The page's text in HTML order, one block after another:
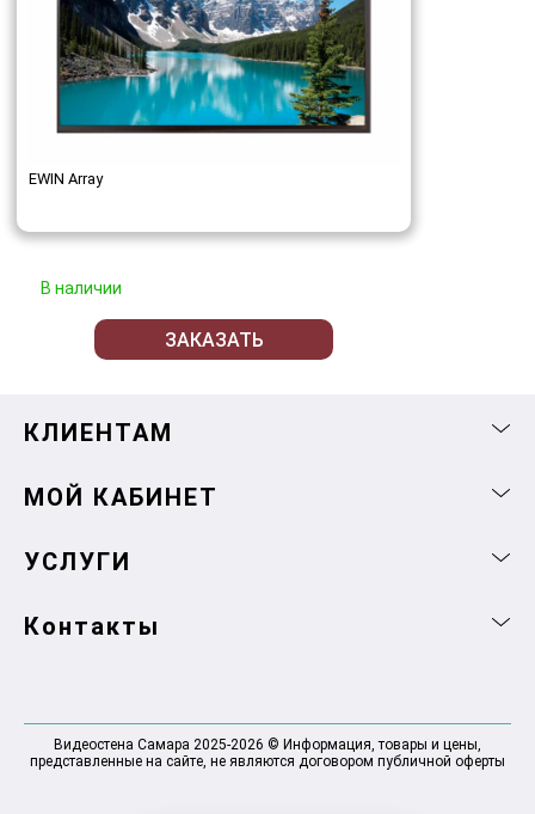
EWIN Array
В наличии
ЗАКАЗАТЬ
КЛИЕНТАМ
МОЙ КАБИНЕТ
УСЛУГИ
Контакты
Видеостена Самара 2025-2026 © Информация, товары и цены,
представленные на сайте, не являются договором публичной оферты